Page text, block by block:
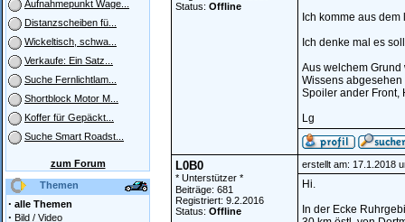
Aufnahmepunkt Wage...
Distanzscheiben fü...
Wickeltisch, schwa...
Verkaufe: Ein Satz...
Suche Fernlichtlam...
Shortblock Motor M...
Koffer für Gepäckt...
Suche Smart Roadst...
zum Forum
Themen
· alle Themen
· Bild / Video
Status: Offline
Ich komme aus
Ich denke mal es
Aus welchem
Wissens
Spoiler ander Front,
Lg
L0B0
* Unterstützer *
Beiträge: 681
Registriert: 9.2.2016
Status: Offline
erstellt am: 17.1.2018
Hi.
In der Ecke